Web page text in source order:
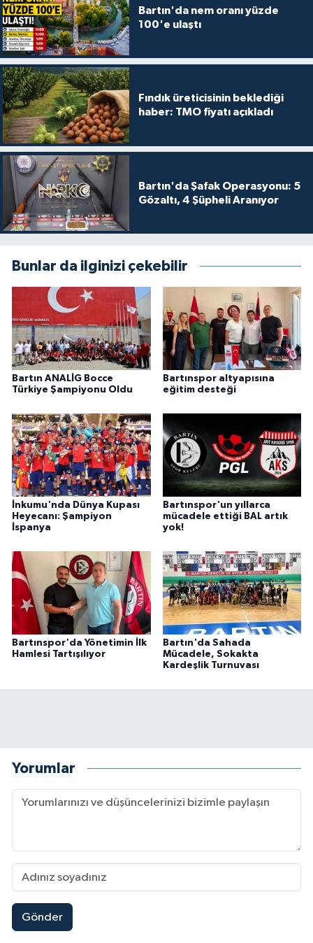
Bartın'da nem oranı yüzde
100'e ulaştı
Fındık üreticisinin beklediği
haber: TMO fiyatı açıkladı
Bartın'da Şafak Operasyonu: 5
Gözaltı, 4 Şüpheli Aranıyor
Bunlar da ilginizi çekebilir
Bartın ANALİG Bocce
Türkiye Şampiyonu Oldu
Bartınspor altyapısına
eğitim desteği
İnkumu'nda Dünya Kupası
Heyecanı: Şampiyon
İspanya
Bartınspor'un yıllarca
mücadele ettiği BAL artık
yok!
Bartınspor'da Yönetimin İlk
Hamlesi Tartışılıyor
Bartın'da Sahada
Mücadele, Sokakta
Kardeşlik Turnuvası
Yorumlar
Gönder